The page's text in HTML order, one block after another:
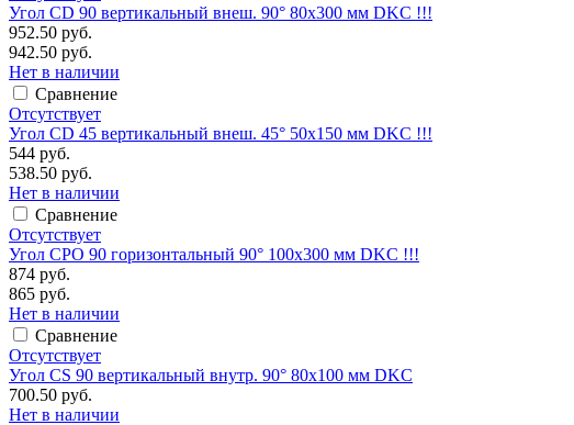
Угол CD 90 вертикальный внеш. 90° 80х300 мм DKC !!!
952.50 руб.
942.50 руб.
Нет в наличии
Сравнение
Отсутствует
Угол CD 45 вертикальный внеш. 45° 50х150 мм DKC !!!
544 руб.
538.50 руб.
Нет в наличии
Сравнение
Отсутствует
Угол CPO 90 горизонтальный 90° 100х300 мм DKC !!!
874 руб.
865 руб.
Нет в наличии
Сравнение
Отсутствует
Угол CS 90 вертикальный внутр. 90° 80х100 мм DKC
700.50 руб.
Нет в наличии